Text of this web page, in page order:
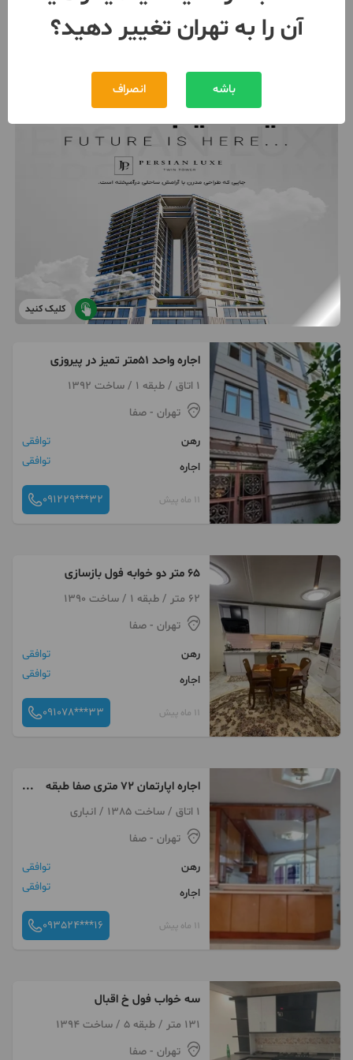
اجاره
کلیک کنید
اجاره واحد ۵۱متر تمیز در پیروزی
1 اتاق / طبقه 1 / ساخت 1392
تهران - صفا
رهن
توافقی
اجاره
توافقی
11 ماه پیش 091229***32
۶۵ متر دو خوابه فول بازسازی
62 متر / طبقه 1 / ساخت 1390
تهران - صفا
رهن
توافقی
اجاره
توافقی
11 ماه پیش 091078***33
اجاره اپارتمان ۷۲ متری صفا طبقه
اول1 اتاق / ساخت 1385 / انباری
تهران - صفا
رهن
توافقی
اجاره
توافقی
11 ماه پیش 093524***16
سه خواب فول خ اقبال
131 متر / طبقه 5 / ساخت 1394
تهران - صفا
آن را به تهران تغییر دهید؟
باشه انصراف